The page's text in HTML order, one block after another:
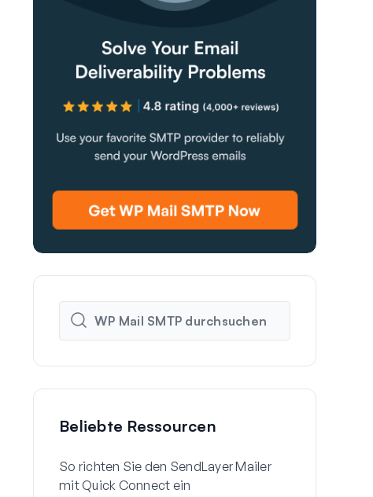
Beliebte Ressourcen
So richten Sie den SendLayer Mailer
mit Quick Connect ein